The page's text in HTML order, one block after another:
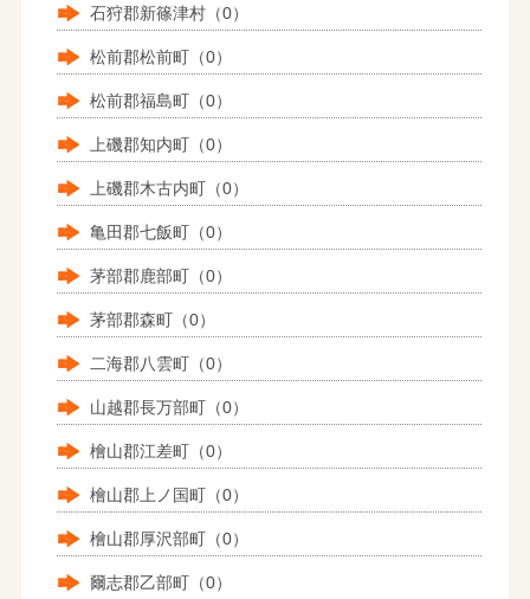
石狩郡新篠津村（0）
松前郡松前町（0）
松前郡福島町（0）
上磯郡知内町（0）
上磯郡木古内町（0）
亀田郡七飯町（0）
茅部郡鹿部町（0）
茅部郡森町（0）
二海郡八雲町（0）
山越郡長万部町（0）
檜山郡江差町（0）
檜山郡上ノ国町（0）
檜山郡厚沢部町（0）
爾志郡乙部町（0）